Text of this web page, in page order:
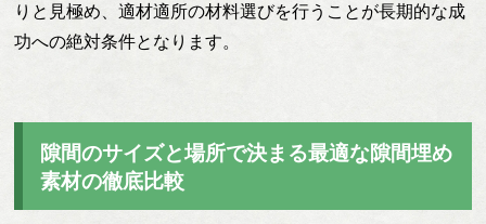
りと見極め、適材適所の材料選びを行うことが長期的な成
功への絶対条件となります。
隙間のサイズと場所で決まる最適な隙間埋め
素材の徹底比較